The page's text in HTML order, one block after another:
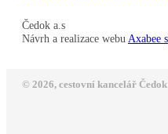
Čedok a.s
Návrh a realizace webu Axabee
© 2026, cestovní kancelář Čedok